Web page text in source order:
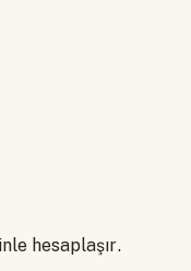
hesaplaşır.